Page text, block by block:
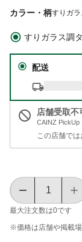
カラー・柄すりガ
すりガラス調
配送
店舗受取不
CAINZ PickUp
この店舗で
最大注文数は0です
※価格は​店舗や​掲載場